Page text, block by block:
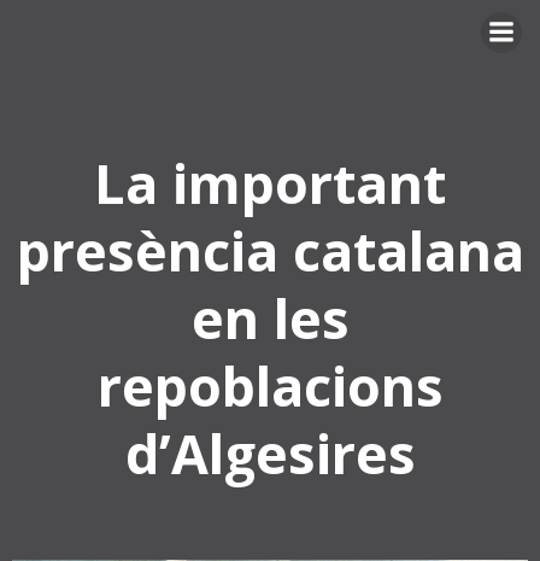
La important
presència catalana
en les
repoblacions
d’Algesires